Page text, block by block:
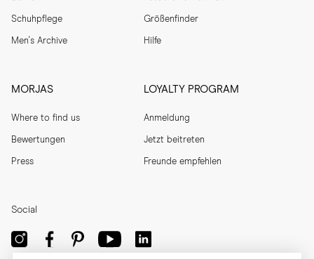
Schuhpflege
Men's Archive
Größenfinder
Hilfe
MORJAS
Where to find us
Bewertungen
Press
LOYALTY PROGRAM
Anmeldung
Jetzt beitreten
Freunde empfehlen
Social